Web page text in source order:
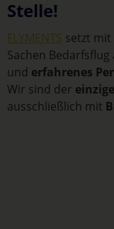
Stelle!
FLYMENTS setzt
Sachen Bedarfsflug
und erfahrenes
Wir sind der
ausschließlich mit